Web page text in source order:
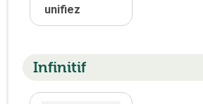
unifiez
Infinitif